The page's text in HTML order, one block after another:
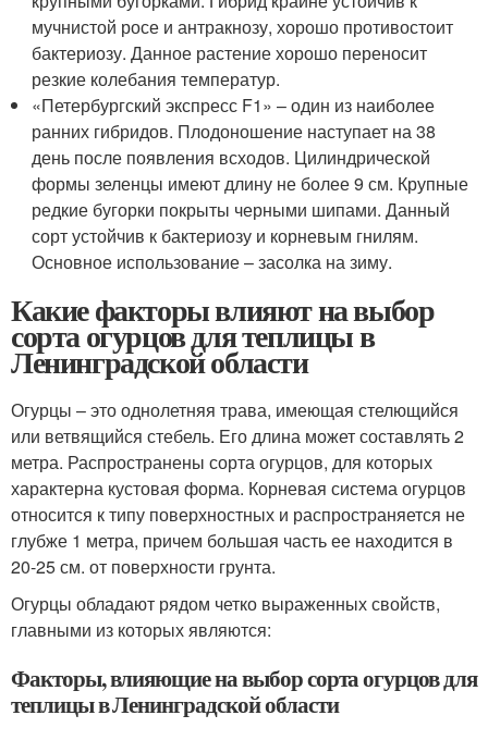
мучнистой росе и антракнозу, хорошо противостоит
бактериозу. Данное растение хорошо переносит
резкие колебания температур.
«Петербургский экспресс F1» – один из наиболее
ранних гибридов. Плодоношение наступает на 38
день после появления всходов. Цилиндрической
формы зеленцы имеют длину не более 9 см. Крупные
редкие бугорки покрыты черными шипами. Данный
сорт устойчив к бактериозу и корневым гнилям.
Основное использование – засолка на зиму.
Какие факторы влияют на выбор
сорта огурцов для теплицы в
Ленинградской области
Огурцы – это однолетняя трава, имеющая стелющийся
или ветвящийся стебель. Его длина может составлять 2
метра. Распространены сорта огурцов, для которых
характерна кустовая форма. Корневая система огурцов
относится к типу поверхностных и распространяется не
глубже 1 метра, причем большая часть ее находится в
20-25 см. от поверхности грунта.
Огурцы обладают рядом четко выраженных свойств,
главными из которых являются:
Факторы, влияющие на выбор сорта огурцов для
теплицы в Ленинградской области